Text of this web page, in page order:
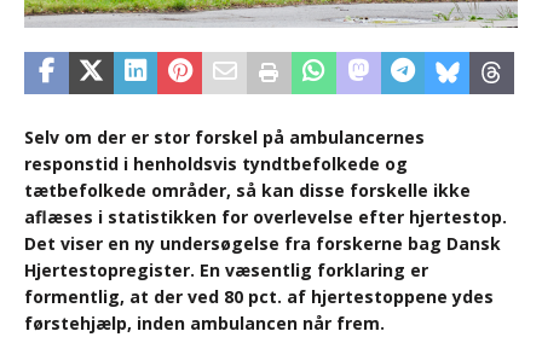
Selv om der er stor forskel på ambulancernes
responstid i henholdsvis tyndtbefolkede og
tætbefolkede områder, så kan disse forskelle ikke
aflæses i statistikken for overlevelse efter hjertestop.
Det viser en ny undersøgelse fra forskerne bag Dansk
Hjertestopregister. En væsentlig forklaring er
formentlig, at der ved 80 pct. af hjertestoppene ydes
førstehjælp, inden ambulancen når frem.